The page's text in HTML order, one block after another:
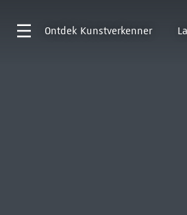
Ontdek Kunstverkenner